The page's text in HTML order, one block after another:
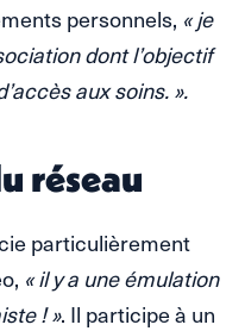
personnels, « je
dont l’objectif
aux soins. ».
réseau
particulièrement
« il y a une émulation
! ». Il participe à un